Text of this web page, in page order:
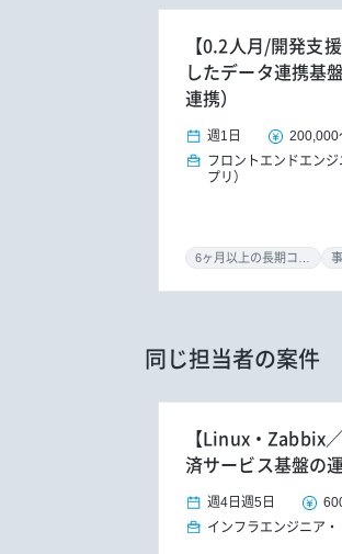
【0.2人月/開発支
したデータ連携基
連携）
週1日 200,000
フロントエンドエンジ
プリ）
同じ担当者の案件
【Linux・Zabbix
済サービス基盤の
週4日 週5日
インフラエンジニア